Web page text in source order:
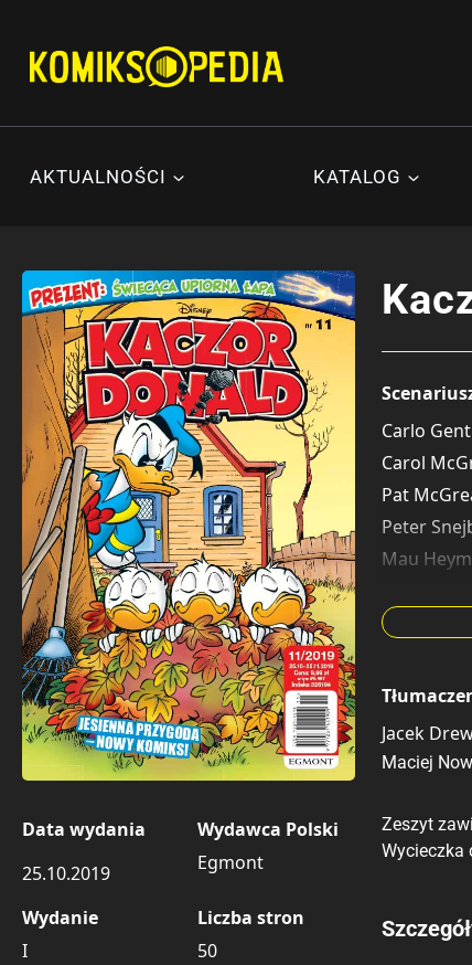
treści
AKTUALNOŚCI KATALOG
Data wydania
25.10.2019
Wydawca Polski
Egmont
Wydanie
I
Liczba stron
50
Carlo
Carol
Pat
Peter
Mau
Don
Jacek
Maciej
Zeszyt
Wycieczka